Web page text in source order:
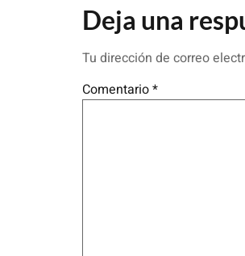
Deja una
Tu dirección de correo
Comentario*